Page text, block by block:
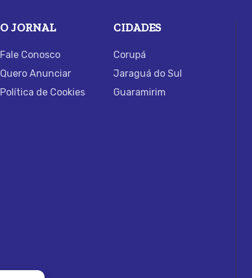
O JORNAL
Fale Conosco
Quero Anunciar
Política de Cookies
CIDADES
Corupá
Jaraguá do Sul
Guaramirim